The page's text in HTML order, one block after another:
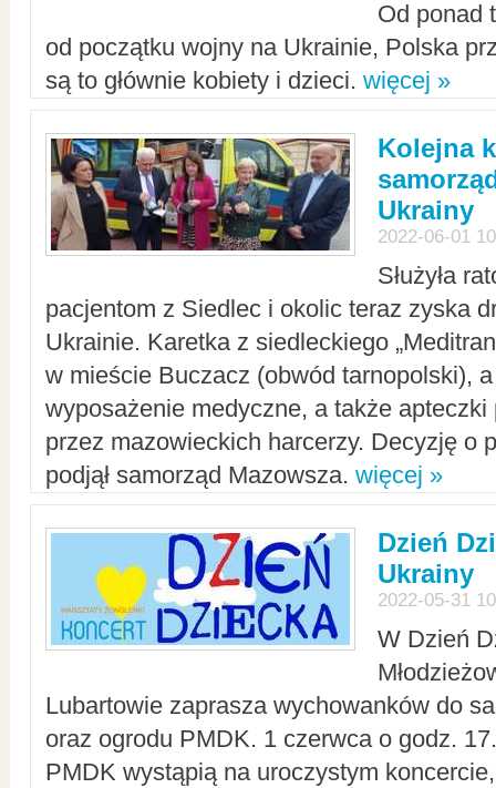
Od ponad
od początku wojny na Ukrainie, Polska
są to głównie kobiety i dzieci. więcej »
Kolejna
Ukrainy
2022-06-01
Służyła
pacjentom z Siedlec i okolic teraz zyska
Ukrainie. Karetka z siedleckiego
w mieście Buczacz (obwód tarnopolski),
wyposażenie medyczne, a także apteczki
przez mazowieckich harcerzy. Decyzję o
podjął samorząd Mazowsza. więcej »
Dzień
Ukrainy
2022-05-31
W Dzień
Lubartowie zaprasza wychowanków do
oraz ogrodu PMDK. 1 czerwca o godz.
PMDK wystąpią na uroczystym